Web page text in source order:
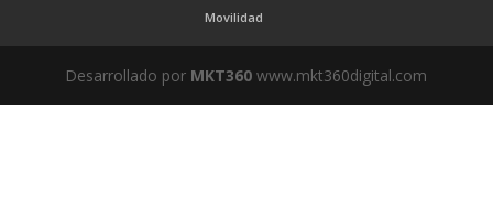
Movilidad
Desarrollado por MKT360 www.mkt360digital.com